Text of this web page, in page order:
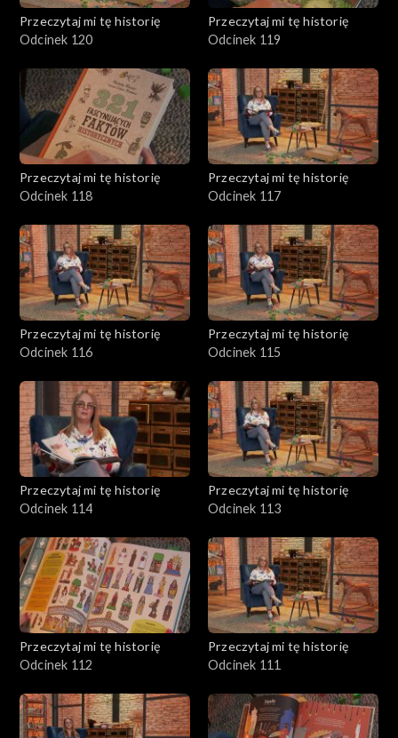
Przeczytaj mi tę historię
Odcinek 120
Przeczytaj mi tę historię
Odcinek 119
Przeczytaj mi tę historię
Odcinek 118
Przeczytaj mi tę historię
Odcinek 117
Przeczytaj mi tę historię
Odcinek 116
Przeczytaj mi tę historię
Odcinek 115
Przeczytaj mi tę historię
Odcinek 114
Przeczytaj mi tę historię
Odcinek 113
Przeczytaj mi tę historię
Odcinek 112
Przeczytaj mi tę historię
Odcinek 111